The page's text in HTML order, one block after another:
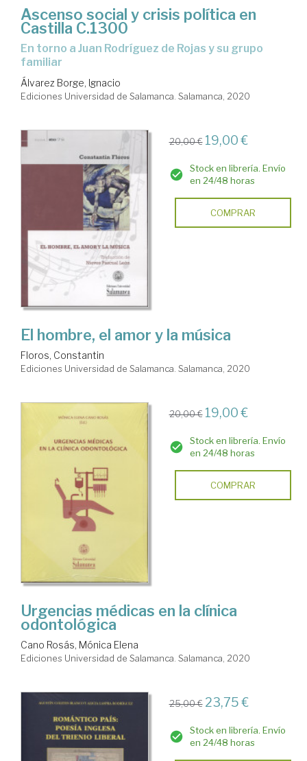
Ascenso social y crisis política en
Castilla C.1300
en torno a Juan Rodríguez de Rojas y su grupo
familiar
Álvarez Borge, Ignacio
Ediciones Universidad de Salamanca. Salamanca, 2020
20,00 € 19,00 €
Stock en librería. Envío
en 24/48 horas
COMPRAR
El hombre, el amor y la música
Floros, Constantin
Ediciones Universidad de Salamanca. Salamanca, 2020
20,00 € 19,00 €
Stock en librería. Envío
en 24/48 horas
COMPRAR
Urgencias médicas en la clínica
odontológica
Cano Rosás, Mónica Elena
Ediciones Universidad de Salamanca. Salamanca, 2020
25,00 € 23,75 €
Stock en librería. Envío
en 24/48 horas